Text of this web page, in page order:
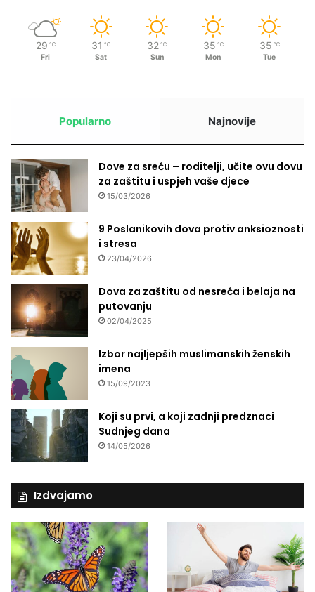
e
"
t
o
r
a
S
e
m
a
K
r
n
j
i
ć
a
29 ℃
Fri
31 ℃
Sat
32 ℃
Sun
35 ℃
Mon
35 ℃
Tue
Popularno Najnovije
Dove za sreću – roditelji, učite ovu dovu
za zaštitu i uspjeh vaše djece
15/03/2026
9 Poslanikovih dova protiv anksioznosti
i stresa
23/04/2026
Dova za zaštitu od nesreća i belaja na
putovanju
02/04/2025
Izbor najljepših muslimanskih ženskih
imena
15/09/2023
Koji su prvi, a koji zadnji predznaci
Sudnjeg dana
14/05/2026
Izdvajamo